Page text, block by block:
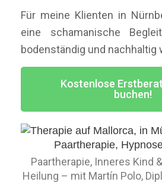
Für meine Klienten in
eine schamanische
bodenständig und nachhaltig
Kostenlose
buchen!
Paartherapie, Inneres Kind
Heilung – mit Martín Polo,